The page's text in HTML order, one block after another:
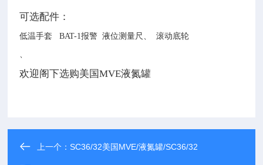
可选配件：
低温手套 BAT-1报警液位测量尺、 滚动底轮
、
欢迎阁下选购美国MVE液氮罐
上一个：SC36/32美国MVE/液氮罐/SC36/32